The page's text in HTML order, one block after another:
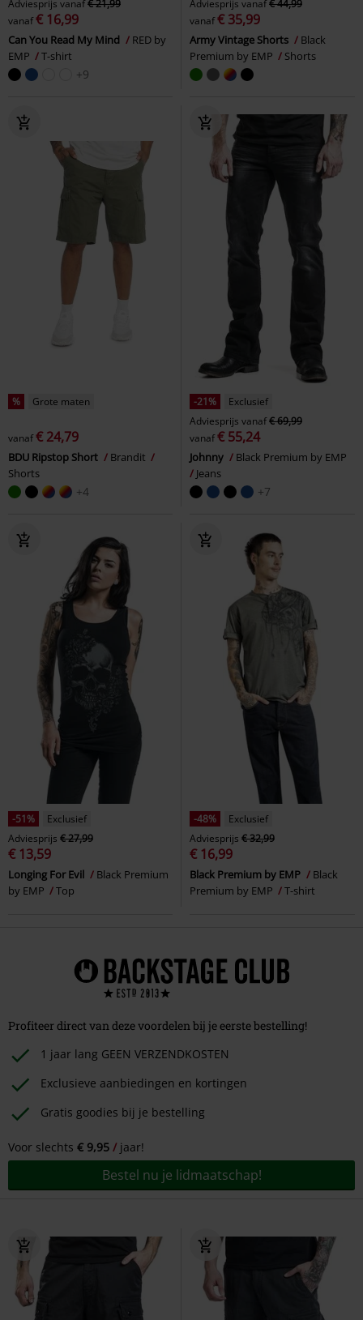
Adviesprijs vanaf€ 21,99
vanaf€ 16,99
Can You Read My Mind
RED by
EMP
T-shirt
+9
Adviesprijs vanaf€ 44,99
vanaf€ 35,99
Army Vintage Shorts
Black
Premium by EMP
Shorts
% Grote maten
vanaf€ 24,79
BDU Ripstop Short
Brandit
Shorts
+4
-21%
Exclusief
Adviesprijs vanaf€ 69,99
vanaf€ 55,24
Johnny
Black Premium by EMP
Jeans
+7
-51%
Exclusief
Adviesprijs € 27,99
€ 13,59
Longing For Evil
Black Premium
by EMP
Top
-48%
Exclusief
Adviesprijs € 32,99
€ 16,99
Black Premium by EMP
Black
Premium by EMP
T-shirt
Profiteer direct van deze voordelen bij je eerste bestelling!
1 jaar lang GEEN VERZENDKOSTEN
Exclusieve aanbiedingen en kortingen
Gratis goodies bij je bestelling
Voor slechts € 9,95 jaar!
Bestel nu je lidmaatschap!